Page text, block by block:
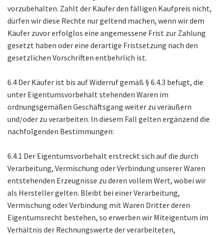
vorzubehalten. Zahlt der Käufer den fälligen Kaufpreis nicht,
dürfen wir diese Rechte nur geltend machen, wenn wir dem
Käufer zuvor erfolglos eine angemessene Frist zur Zahlung
gesetzt haben oder eine derartige Fristsetzung nach den
gesetzlichen Vorschriften entbehrlich ist.
6.4 Der Käufer ist bis auf Widerruf gemäß § 6.4.3 befugt, die
unter Eigentumsvorbehalt stehenden Waren im
ordnungsgemäßen Geschäftsgang weiter zu veräußern
und/oder zu verarbeiten. In diesem Fall gelten ergänzend die
nachfolgenden Bestimmungen:
6.4.1 Der Eigentumsvorbehalt erstreckt sich auf die durch
Verarbeitung, Vermischung oder Verbindung unserer Waren
entstehenden Erzeugnisse zu deren vollem Wert, wobei wir
als Hersteller gelten. Bleibt bei einer Verarbeitung,
Vermischung oder Verbindung mit Waren Dritter deren
Eigentumsrecht bestehen, so erwerben wir Miteigentum im
Verhältnis der Rechnungswerte der verarbeiteten,